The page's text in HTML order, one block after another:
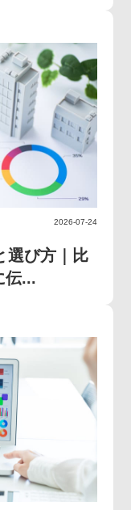
2026-07-24
選び方｜比
伝...